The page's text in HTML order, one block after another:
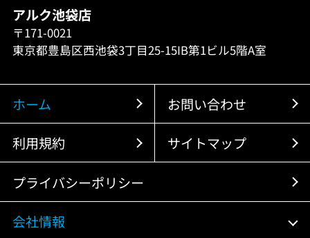
アルク池袋店
〒171-0021
東京都豊島区西池袋3丁目25-15IB第1ビル5階A室
ホーム お問い合わせ
利用規約 サイトマップ
プライバシーポリシー
会社情報